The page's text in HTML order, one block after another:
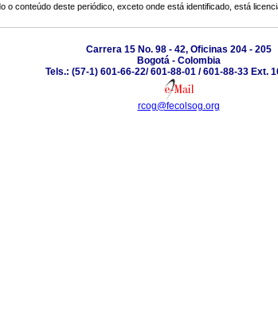
o conteúdo deste periódico, exceto onde está identificado, está
Carrera 15 No. 98 - 42, Oficinas 204 - 205
Bogotá - Colombia
Tels.: (57-1) 601-66-22/ 601-88-01 / 601-88-33 Ext.
rcog@fecolsog.org